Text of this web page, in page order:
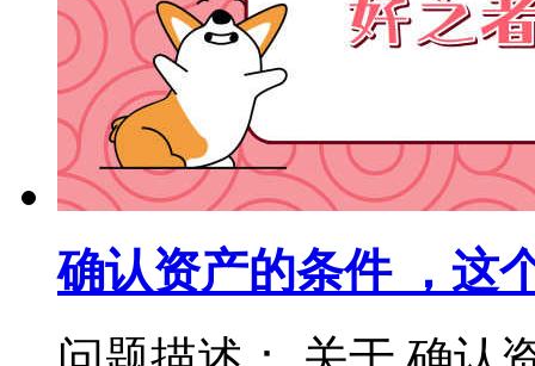
确认资产的条件 ，这